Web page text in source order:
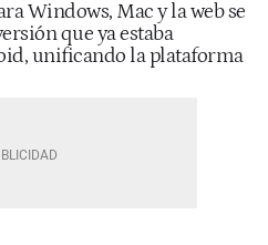
Windows, Mac y la web se
que ya estaba
unificando la plataforma